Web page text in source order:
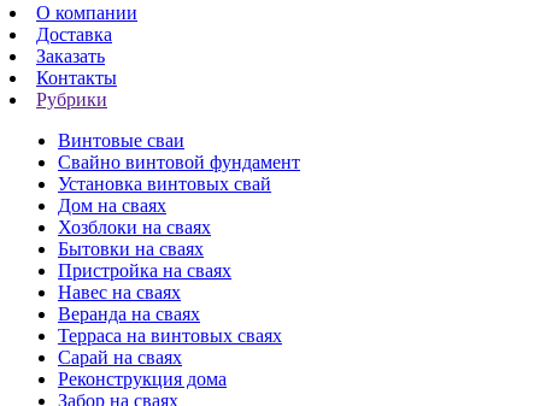
О компании
Доставка
Заказать
Контакты
Рубрики
Винтовые сваи
Свайно винтовой фундамент
Установка винтовых свай
Дом на сваях
Хозблоки на сваях
Бытовки на сваях
Пристройка на сваях
Навес на сваях
Веранда на сваях
Терраса на винтовых сваях
Cарай на сваях
Реконструкция дома
Забор на сваях